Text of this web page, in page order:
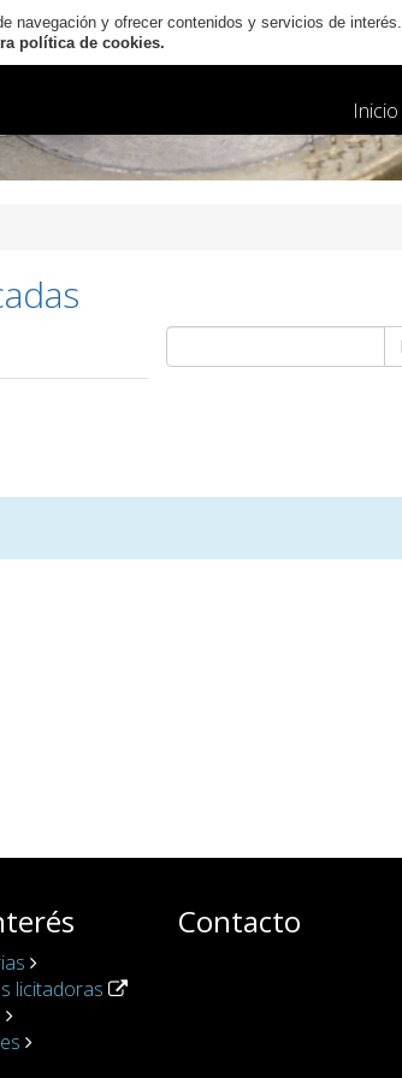
navegación y ofrecer contenidos y servicios de interés.
política de cookies.
Inicio
licitadoras
Contacto